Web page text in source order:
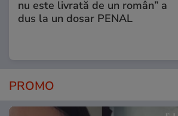
nu este livrată de un român” a
dus la un dosar PENAL
PROMO